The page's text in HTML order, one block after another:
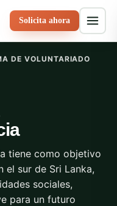
Solicita ahora
DE VOLUNTARIADO
tiene como objetivo
el sur de Sri Lanka,
sociales,
para un futuro